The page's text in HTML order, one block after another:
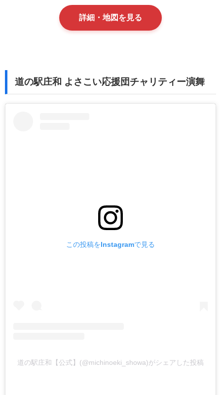
詳細・地図を見る
道の駅庄和 よさこい応援団チャリティー演舞
この投稿をInstagramで見る
道の駅庄和【公式】(@michinoeki_showa)がシェアした投稿